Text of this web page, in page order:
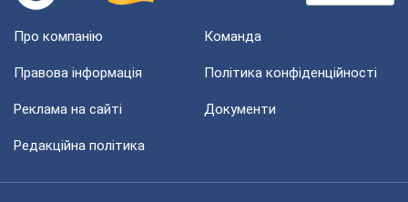
Про компанію Команда
Правова інформація Політика конфіденційності
Реклама на сайті Документи
Редакційна політика